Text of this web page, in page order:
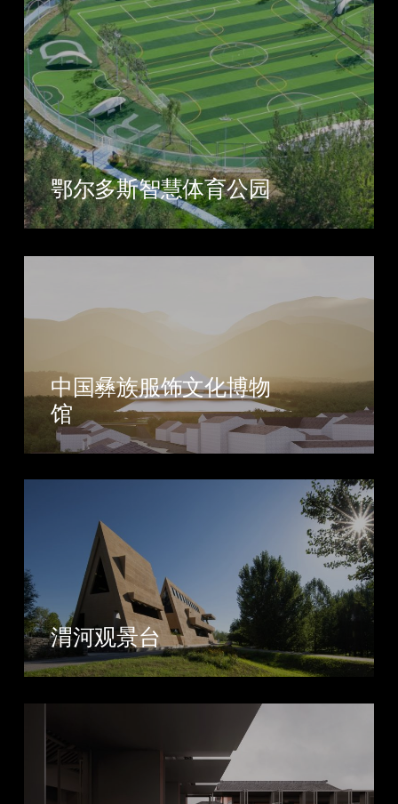
鄂尔多斯智慧体育公园
中国彝族服饰文化博物
馆
渭河观景台